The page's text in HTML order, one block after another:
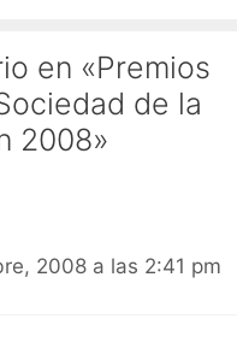
en «Premios
de la
2008»
2008 a las 2:41 pm